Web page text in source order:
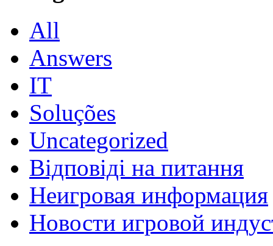
All
Answers
IT
Soluções
Uncategorized
Відповіді на питання
Неигровая информация
Новости игровой